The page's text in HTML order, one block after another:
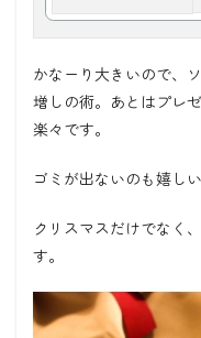
かなーり大きいので、
増しの術。あとはプレ
楽々です。
ゴミが出ないのも嬉し
クリスマスだけでなく
す。